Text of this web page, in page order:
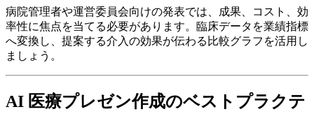
病院管理者や運営委員会向けの発表では、成果、コスト、効
率性に焦点を当てる必要があります。臨床データを業績指標
へ変換し、提案する介入の効果が伝わる比較グラフを活用し
ましょう。
AI 医療プレゼン作成のベストプラクテ